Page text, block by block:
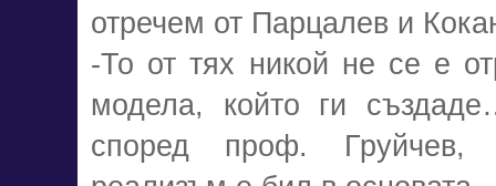
отречем от Парцалев и
-То от тях никой не се е
модела, който ги
според проф. Груйчев,